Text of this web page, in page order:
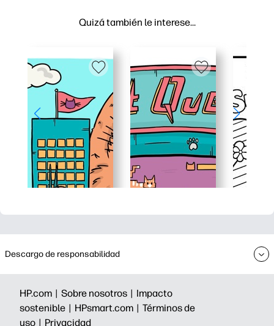
Quizá también le interese…
Descargo de responsabilidad
HP.com | Sobre nosotros | Impacto
sostenible | HPsmart.com | Términos de
uso | Privacidad